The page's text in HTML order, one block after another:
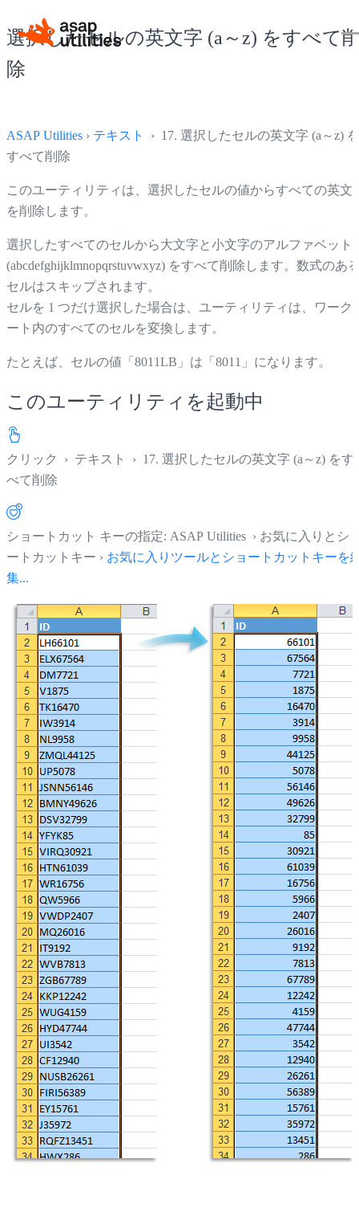
選択したセルの英文字 (a～z) をすべて
除
ASAP Utilities › テキスト
› 17. 選択したセルの英文字 (a～z) を
すべて削除
このユーティリティは、選択したセルの値からすべての英文
を削除します。
選択したすべてのセルから大文字と小文字のアルファベット
(abcdefghijklmnopqrstuvwxyz) をすべて削除します。数式のあ
セルはスキップされます。
セルを 1 つだけ選択した場合は、ユーティリティは、ワーク
ート内のすべてのセルを変換します。
たとえば、セルの値「8011LB」は「8011」になります。
このユーティリティを起動中
クリック › テキスト › 17. 選択したセルの英文字 (a～z) をす
べて削除
ショートカット キーの指定: ASAP Utilities › お気に入りとシ
ートカットキー › お気に入りツールとショートカットキーを
集...